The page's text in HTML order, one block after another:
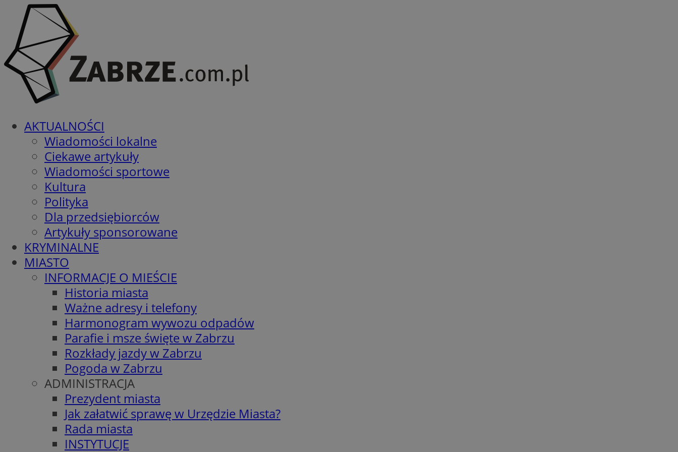
AKTUALNOŚCI
Wiadomości lokalne
Ciekawe artykuły
Wiadomości sportowe
Kultura
Polityka
Dla przedsiębiorców
Artykuły sponsorowane
KRYMINALNE
MIASTO
INFORMACJE O MIEŚCIE
Historia miasta
Ważne adresy i telefony
Harmonogram wywozu odpadów
Parafie i msze święte w Zabrzu
Rozkłady jazdy w Zabrzu
Pogoda w Zabrzu
ADMINISTRACJA
Prezydent miasta
Jak załatwić sprawę w Urzędzie Miasta?
Rada miasta
INSTYTUCJE